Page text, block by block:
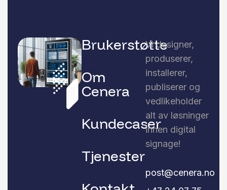
Brukerstøtte
Om
Cenera
Kundecaser
Tjenester
Vi designer,
produserer,
installerer,
publiserer og
vedlikeholder
alt av løsninger
innen digital
signage!
post@cenera.no